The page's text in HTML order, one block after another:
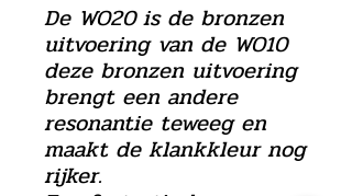
De WO20 is de bronzen
uitvoering van de WO10
deze bronzen uitvoering
brengt een andere
resonantie teweeg en
maakt de klankkleur nog
rijker.